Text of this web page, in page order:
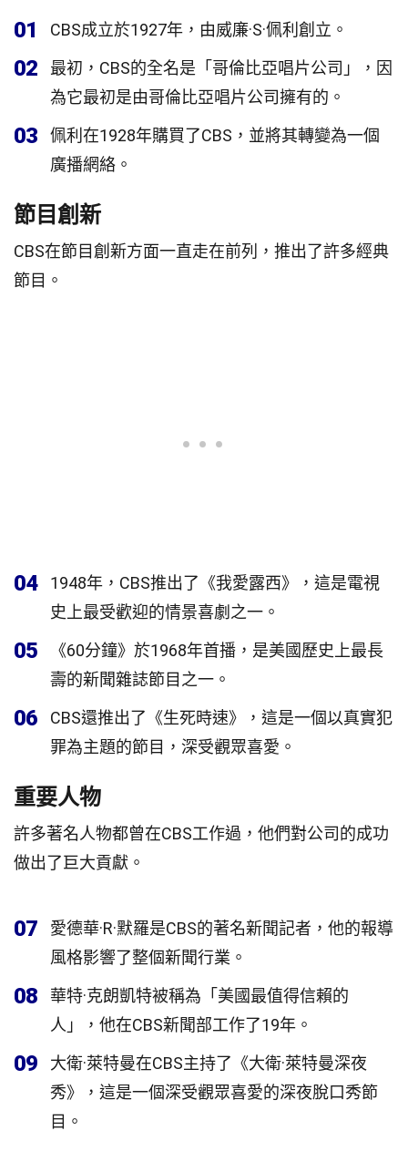
01 CBS成立於1927年，由威廉·S·佩利創立。
02
最初，CBS的全名是「哥倫比亞唱片公司」，因
為它最初是由哥倫比亞唱片公司擁有的。
03
佩利在1928年購買了CBS，並將其轉變為一個
廣播網絡。
節目創新
CBS在節目創新方面一直走在前列，推出了許多經典
節目。
04
1948年，CBS推出了《我愛露西》，這是電視
史上最受歡迎的情景喜劇之一。
05
《60分鐘》於1968年首播，是美國歷史上最長
壽的新聞雜誌節目之一。
06
CBS還推出了《生死時速》，這是一個以真實犯
罪為主題的節目，深受觀眾喜愛。
重要人物
許多著名人物都曾在CBS工作過，他們對公司的成功
做出了巨大貢獻。
07
愛德華·R·默羅是CBS的著名新聞記者，他的報導
風格影響了整個新聞行業。
08
華特·克朗凱特被稱為「美國最值得信賴的
人」，他在CBS新聞部工作了19年。
09
大衛·萊特曼在CBS主持了《大衛·萊特曼深夜
秀》，這是一個深受觀眾喜愛的深夜脫口秀節
目。